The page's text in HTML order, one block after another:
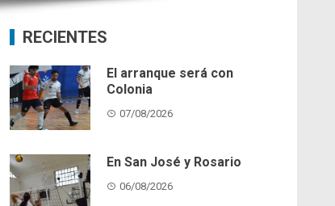
RECIENTES
El arranque será con
Colonia
07/08/2026
En San José y Rosario
06/08/2026